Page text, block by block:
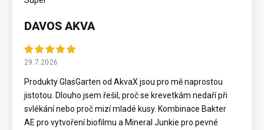
DAVOS AKVA
29.7.2026
Produkty GlasGarten od AkvaX jsou pro mě naprostou
jistotou. Dlouho jsem řešil, proč se krevetkám nedaří při
svlékání nebo proč mizí mladé kusy. Kombinace Bakter
AE pro vytvoření biofilmu a Mineral Junkie pro pevné